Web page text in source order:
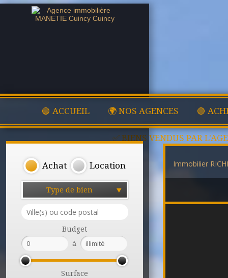
🟢 ACCUEIL 🌍 NOS AGENCES 🟢
✅ BIENS VENDUS PAR
Achat Location
Type de bien
Budget
à
Surface
Immobilier